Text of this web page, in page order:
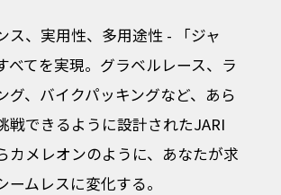
ス、実用性、多用途性 - 「ジャ
べてを実現。グラベルレース、ラ
グ、バイクパッキングなど、あら
戦できるように設計されたJARI
カメレオンのように、あなたが求
ームレスに変化する。